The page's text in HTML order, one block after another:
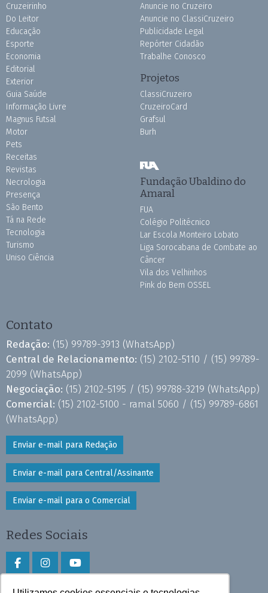
Cruzeirinho
Do Leitor
Educação
Esporte
Economia
Editorial
Exterior
Guia Saúde
Informação Livre
Magnus Futsal
Motor
Pets
Receitas
Revistas
Necrologia
Presença
São Bento
Tá na Rede
Tecnologia
Turismo
Uniso Ciência
Anuncie no Cruzeiro
Anuncie no ClassiCruzeiro
Publicidade Legal
Repórter Cidadão
Trabalhe Conosco
Projetos
ClassiCruzeiro
CruzeiroCard
Grafsul
Burh
Fundação Ubaldino do
Amaral
FUA
Colégio Politécnico
Lar Escola Monteiro Lobato
Liga Sorocabana de Combate ao
Câncer
Vila dos Velhinhos
Pink do Bem OSSEL
Contato
Redação: (15) 99789-3913 (WhatsApp)
Central de Relacionamento: (15) 2102-5110 / (15) 99789-
2099 (WhatsApp)
Negociação: (15) 2102-5195 / (15) 99788-3219 (WhatsApp)
Comercial: (15) 2102-5100 - ramal 5060 / (15) 99789-6861
(WhatsApp)
Enviar e-mail para Redação
Enviar e-mail para Central/Assinante
Enviar e-mail para o Comercial
Redes Sociais